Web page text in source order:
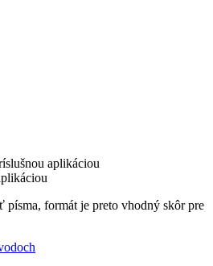
aplikáciou
formát je preto vhodný skôr pre